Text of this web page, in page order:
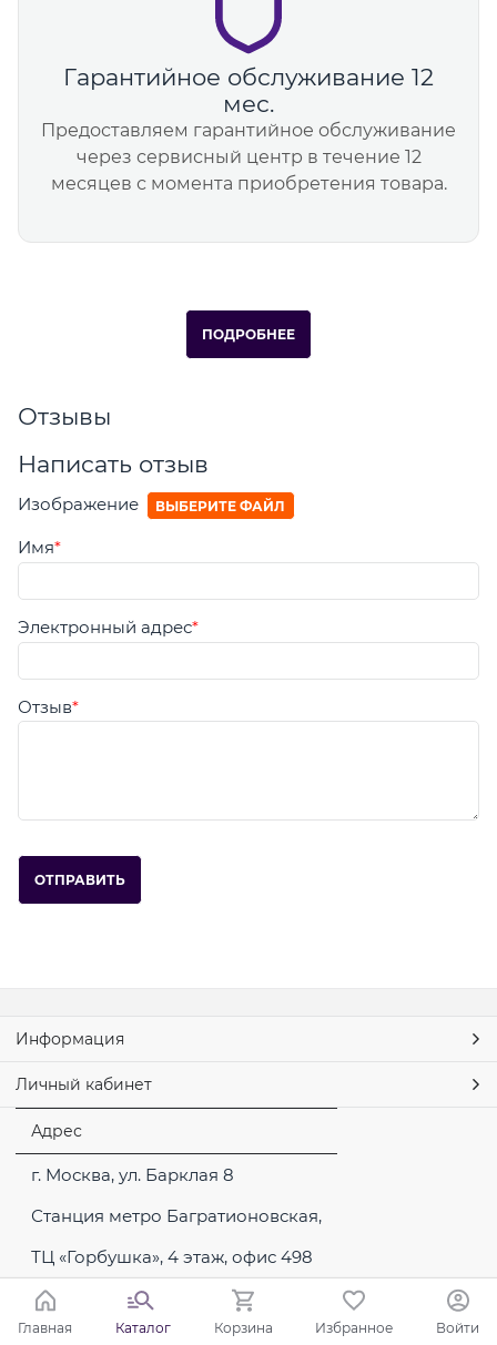
Гарантийное обслуживание 12
мес.
Предоставляем гарантийное обслуживание
через сервисный центр в течение 12
месяцев с момента приобретения товара.
ПОДРОБНЕЕ
Отзывы
Написать отзыв
Изображение ВЫБЕРИТЕ ФАЙЛ
Имя
Электронный адрес
Отзыв
Информация
Личный кабинет
Адрес
г. Москва, ул. Барклая 8
Станция метро Багратионовская,
ТЦ «Горбушка», 4 этаж, офис 498
Главная Каталог Корзина Избранное Войти